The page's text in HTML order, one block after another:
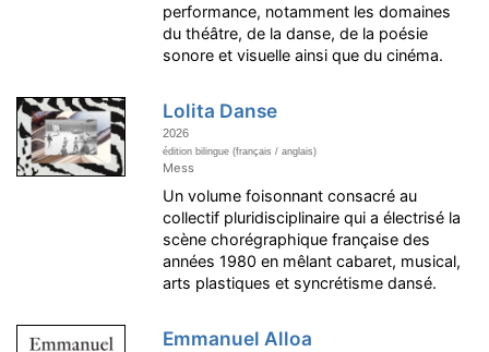
performance, notamment les domaines
du théâtre, de la danse, de la poésie
sonore et visuelle ainsi que du cinéma.
Lolita Danse
2026
édition bilingue (français / anglais)
Mess
Un volume foisonnant consacré au
collectif pluridisciplinaire qui a électrisé la
scène chorégraphique française des
années 1980 en mêlant cabaret, musical,
arts plastiques et syncrétisme dansé.
Emmanuel Alloa